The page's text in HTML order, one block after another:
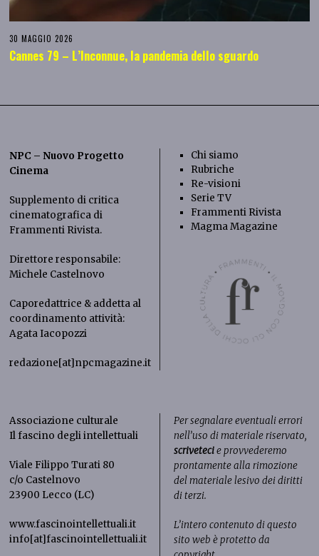
30 MAGGIO 2026
Cannes 79 – L’Inconnue, la pandemia dello sguardo
NPC – Nuovo Progetto
Cinema
Supplemento di critica
cinematografica di
Frammenti Rivista.
Direttore responsabile:
Michele Castelnovo
Caporedattrice & addetta al
coordinamento attività:
Agata Iacopozzi
redazione[at]npcmagazine.it
Chi siamo
Rubriche
Re-visioni
Serie TV
Frammenti Rivista
Magma Magazine
Associazione culturale
Il fascino degli intellettuali
Viale Filippo Turati 80
c/o Castelnovo
23900 Lecco (LC)
www.fascinointellettuali.it
info[at]fascinointellettuali.it
Per segnalare eventuali errori
nell’uso di materiale riservato,
scrivetecie provvederemo
prontamente alla rimozione
del materiale lesivo dei diritti
di terzi.
L’intero contenuto di questo
sito web è protetto da